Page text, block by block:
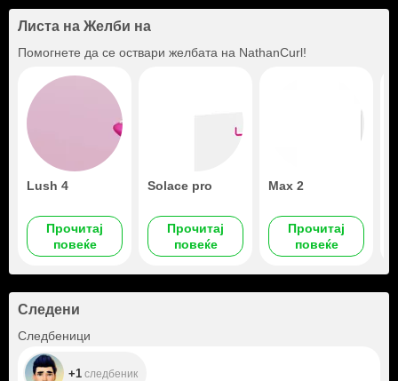
Листа на Желби на
Помогнете да се оствари желбата на NathanCurl!
Lush 4
Прочитај
повеќе
Solace pro
Прочитај
повеќе
Max 2
Прочитај
повеќе
Следени
Следбеници
+1 следбеник